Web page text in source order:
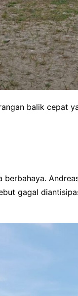
balik cepat
gagal